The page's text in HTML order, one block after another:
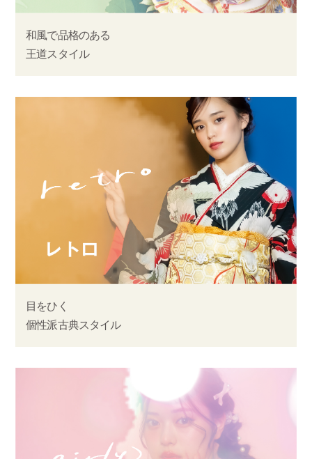
和風で品格のある
王道スタイル
目をひく
個性派古典スタイル